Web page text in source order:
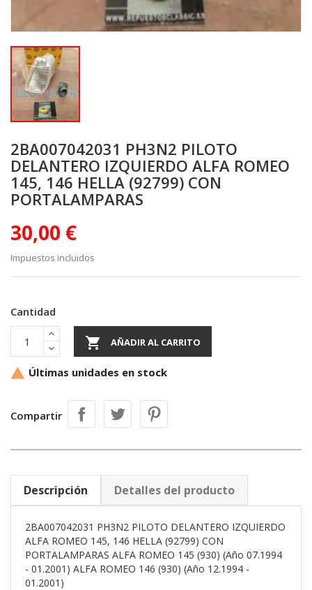
2BA007042031 PH3N2 PILOTO
DELANTERO IZQUIERDO ALFA ROMEO
145, 146 HELLA (92799) CON
PORTALAMPARAS
30,00 €
Impuestos incluidos
Cantidad
 AÑADIR AL CARRITO
 Últimas unidades en stock
Compartir
Descripción Detalles del producto
2BA007042031 PH3N2 PILOTO DELANTERO IZQUIERDO
ALFA ROMEO 145, 146 HELLA (92799) CON
PORTALAMPARAS ALFA ROMEO 145 (930) (Año 07.1994
- 01.2001) ALFA ROMEO 146 (930) (Año 12.1994 -
01.2001)